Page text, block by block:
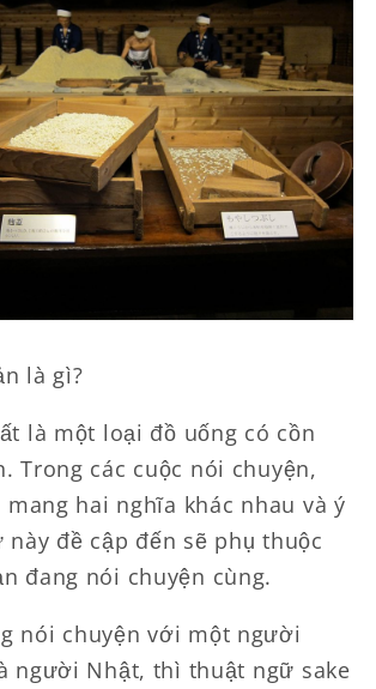
là gì?
là một loại đồ uống có cồn
Trong các cuộc nói chuyện,
mang hai nghĩa khác nhau và ý
này đề cập đến sẽ phụ thuộc
đang nói chuyện cùng.
nói chuyện với một người
người Nhật, thì thuật ngữ sake